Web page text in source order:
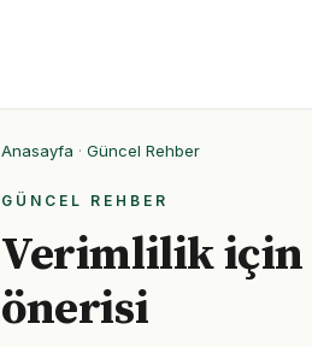
Anasayfa · Güncel Rehber
GÜNCEL REHBER
Verimlilik için
önerisi